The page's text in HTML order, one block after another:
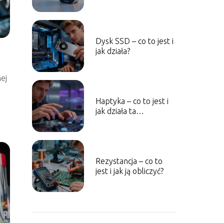
Dysk SSD – co to jest i
jak działa?
Haptyka – co to jest i
jak działa ta
Rezystancja – co to
jest i jak ją obliczyć?